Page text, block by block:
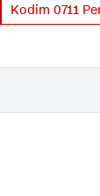
Kodim 0711